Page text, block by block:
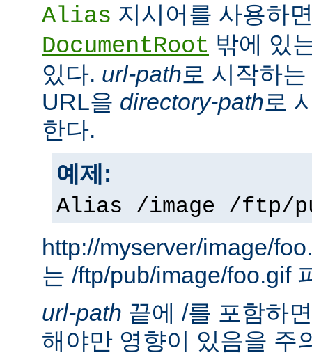
Alias 지시어를 사용하
DocumentRoot 밖에 있
있다. url-path로 시작하
URL을 directory-path로
한다.
예제:
Alias /image /ftp/
http://myserver/image/
는 /ftp/pub/image/foo.gif
url-path 끝에 /를 포함하
해야만 영향이 있음을 주